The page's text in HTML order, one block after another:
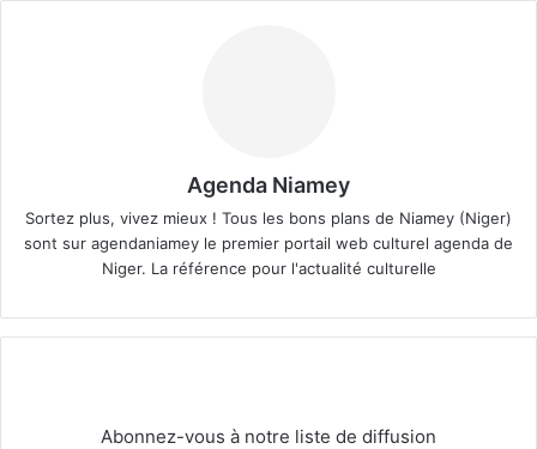
Agenda Niamey
Sortez plus, vivez mieux ! Tous les bons plans de Niamey (Niger)
sont sur agendaniamey le premier portail web culturel agenda de
Niger. La référence pour l'actualité culturelle
Abonnez-vous à notre liste de diffusion